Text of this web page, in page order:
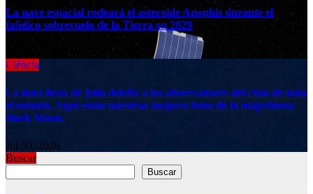
La nave espacial rodeará el asteroide Apophis durante el
fatídico sobrevuelo de la Tierra en 2029
Ciéncia
La luna llena de julio deleita a los observadores del cielo de todo
el mundo. Aquí están nuestras mejores fotos de la majestuosa
Buck Moon.
Jul 30, 2026
Buscar
Buscar